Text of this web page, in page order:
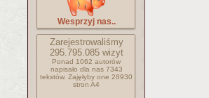
Wesprzyj nas..
Zarejestrowaliśmy
295.795.085wizyt
Ponad 1062 autorów
napisało dla nas 7343
tekstów. Zajęłyby one 28930
stron A4